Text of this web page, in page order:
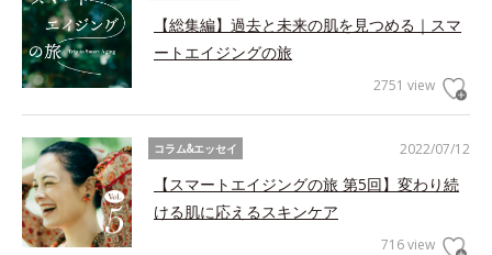
【総集編】過去と未来の肌を見つめる｜スマ
ートエイジングの旅
2751 view
2022/07/12
コラム&エッセイ
【スマートエイジングの旅 第5回】変わり続
ける肌に応えるスキンケア
716 view